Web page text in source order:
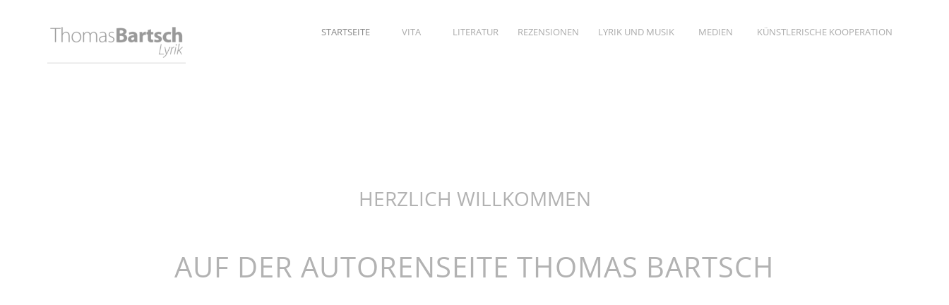
STARTSEITE VITA LITERATUR REZENSIONEN LYRIK UND MUSIK MEDIEN KÜNSTLERISCHE KOOPERATION
HERZLICH WILLKOMMEN
AUF DER AUTORENSEITE THOMAS BARTSCH